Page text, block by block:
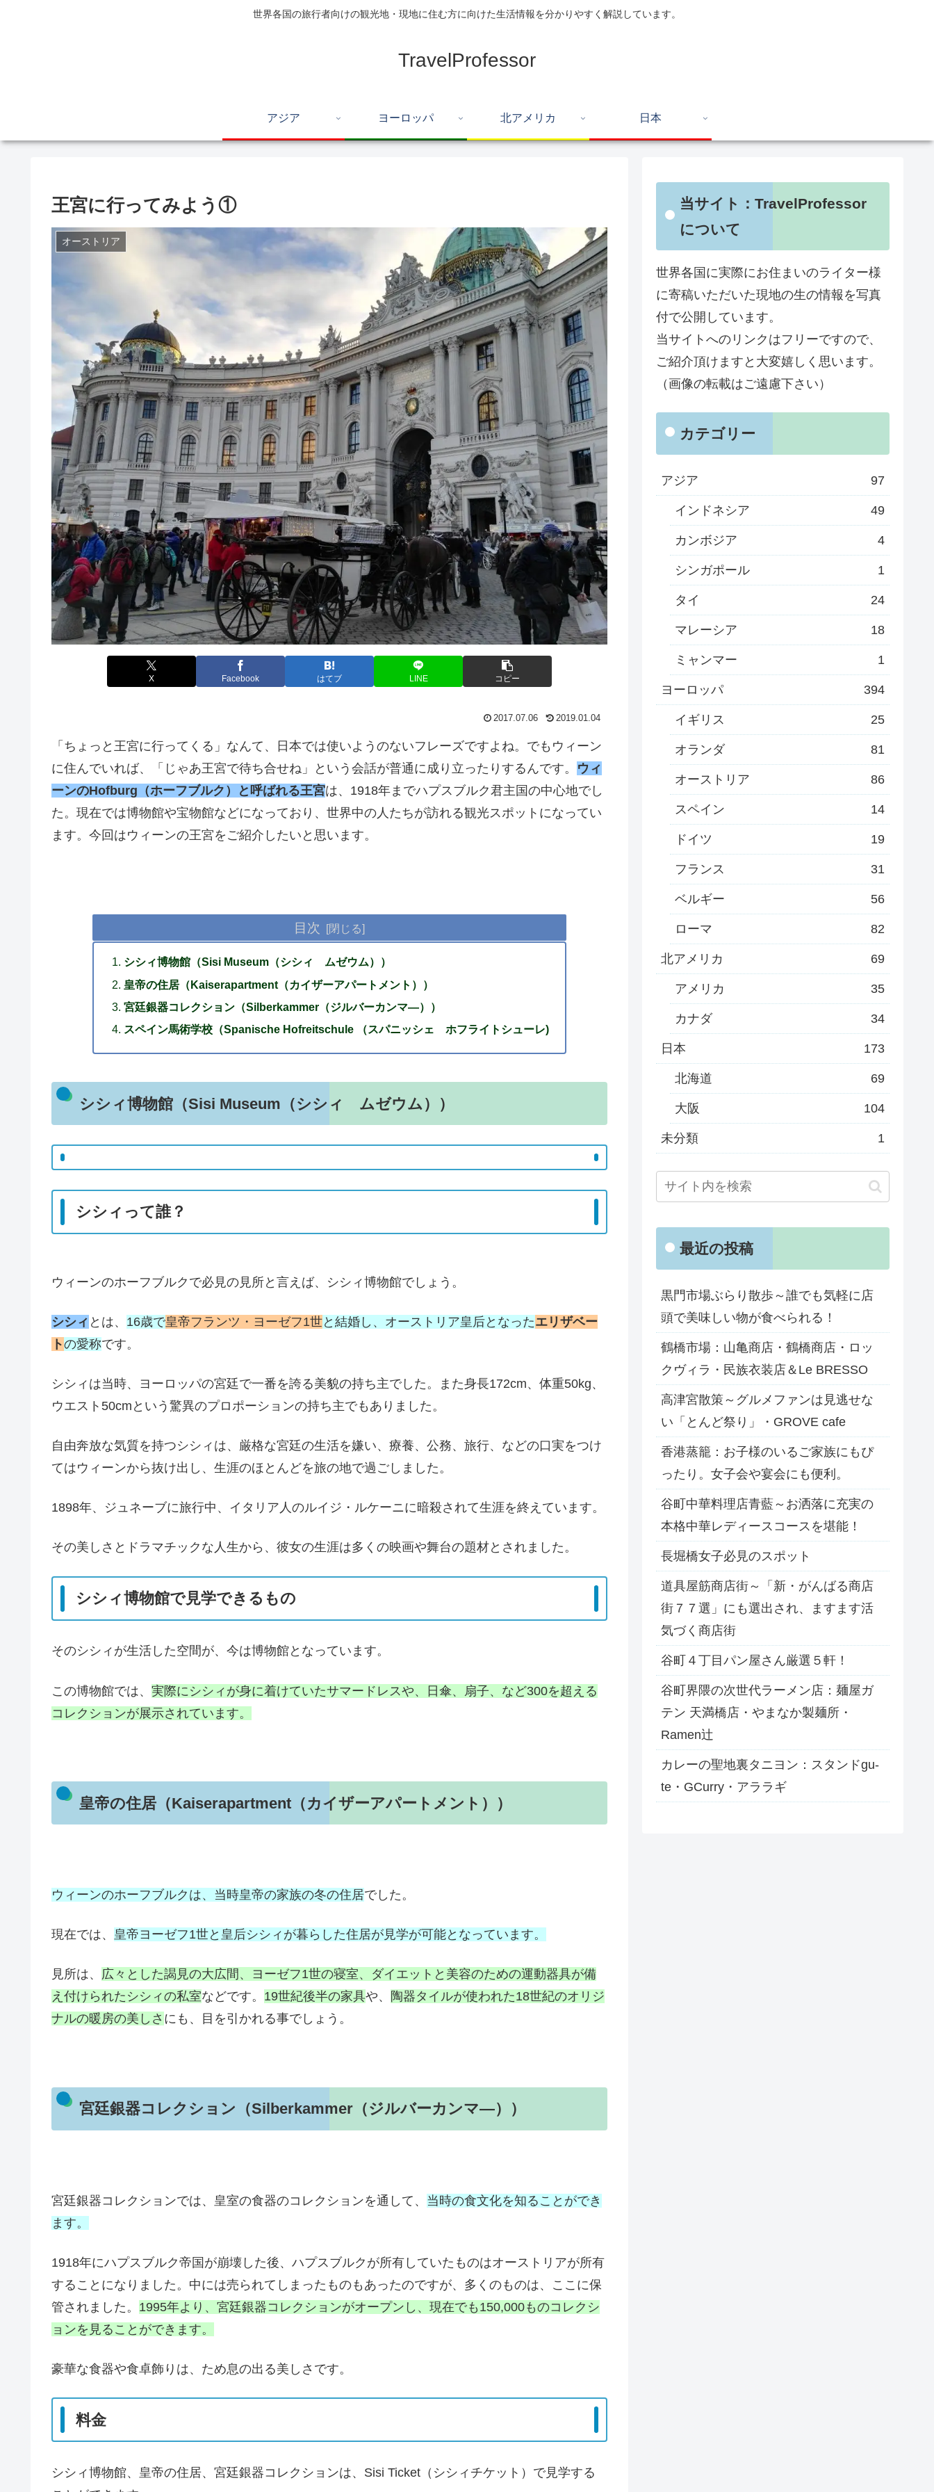
世界各国の旅行者向けの観光地・現地に住む方に向けた生活情報を分かりやすく解説しています。
TravelProfessor
アジア ヨーロッパ 北アメリカ 日本
王宮に行ってみよう①
オーストリア
X Facebook はてブ LINE コピー
2017.07.06 2019.01.04
「ちょっと王宮に行ってくる」なんて、日本では使いようのないフレーズですよね。でもウィーン
に住んでいれば、「じゃあ王宮で待ち合せね」という会話が普通に成り立ったりするんです。 ウィ
ーンのHofburg（ホーフブルク）と呼ばれる王宮は、1918年までハプスブルク君主国の中心地でし
た。現在では博物館や宝物館などになっており、世界中の人たちが訪れる観光スポットになってい
ます。今回はウィーンの王宮をご紹介したいと思います。
目次
シシィ博物館（Sisi Museum（シシィ ムゼウム））
皇帝の住居（Kaiserapartment（カイザーアパートメント））
宮廷銀器コレクション（Silberkammer（ジルバーカンマ―））
スペイン馬術学校（Spanische Hofreitschule （スパニッシェ ホフライトシューレ)
シシィ博物館（Sisi Museum（シシィ ムゼウム））
シシィって誰？
ウィーンのホーフブルクで必見の見所と言えば、シシィ博物館でしょう。
シシィ とは、 16歳で皇帝フランツ・ヨーゼフ1世と結婚し、オーストリア皇后となったエリザベー
トの愛称です。
シシィは当時、ヨーロッパの宮廷で一番を誇る美貌の持ち主でした。また身長172cm、体重50kg、
ウエスト50cmという驚異のプロポーションの持ち主でもありました。
自由奔放な気質を持つシシィは、厳格な宮廷の生活を嫌い、療養、公務、旅行、などの口実をつけ
てはウィーンから抜け出し、生涯のほとんどを旅の地で過ごしました。
1898年、ジュネーブに旅行中、イタリア人のルイジ・ルケーニに暗殺されて生涯を終えています。
その美しさとドラマチックな人生から、彼女の生涯は多くの映画や舞台の題材とされました。
シシィ博物館で見学できるもの
そのシシィが生活した空間が、今は博物館となっています。
この博物館では、 実際にシシィが身に着けていたサマードレスや、日傘、扇子、など300を超える
コレクションが展示されています。
皇帝の住居（Kaiserapartment（カイザーアパートメント））
ウィーンのホーフブルクは、当時皇帝の家族の冬の住居でした。
現在では、 皇帝ヨーゼフ1世と皇后シシィが暮らした住居が見学が可能となっています。
見所は、 広々とした謁見の大広間、ヨーゼフ1世の寝室、ダイエットと美容のための運動器具が備
え付けられたシシィの私室などです。 19世紀後半の家具や、
陶器タイルが使われた18世紀のオリジ
ナルの暖房の美しさ にも、目を引かれる事でしょう。
宮廷銀器コレクション（Silberkammer（ジルバーカンマ―））
宮廷銀器コレクションでは、皇室の食器のコレクションを通して、 当時の食文化を知ることができ
ます。
1918年にハプスブルク帝国が崩壊した後、ハプスブルクが所有していたものはオーストリアが所有
することになりました。中には売られてしまったものもあったのですが、多くのものは、ここに保
管されました。 1995年より、宮廷銀器コレクションがオープンし、現在でも150,000ものコレクシ
ョンを見ることができます。
豪華な食器や食卓飾りは、ため息の出る美しさです。
料金
シシィ博物館、皇帝の住居、宮廷銀器コレクションは、Sisi Ticket（シシィチケット）で見学する
当サイト：TravelProfessor
について
世界各国に実際にお住まいのライター様
に寄稿いただいた現地の生の情報を写真
付で公開しています。
当サイトへのリンクはフリーですので、
ご紹介頂けますと大変嬉しく思います。
（画像の転載はご遠慮下さい）
カテゴリー
アジア 97
インドネシア 49
カンボジア 4
シンガポール 1
タイ 24
マレーシア 18
ミャンマー 1
ヨーロッパ 394
イギリス 25
オランダ 81
オーストリア 86
スペイン 14
ドイツ 19
フランス 31
ベルギー 56
ローマ 82
北アメリカ 69
アメリカ 35
カナダ 34
日本 173
北海道 69
大阪 104
未分類 1
最近の投稿
黒門市場ぶらり散歩～誰でも気軽に店
頭で美味しい物が食べられる！
鶴橋市場：山亀商店・鶴橋商店・ロッ
クヴィラ・民族衣装店＆Le BRESSO
高津宮散策～グルメファンは見逃せな
い「とんど祭り」・GROVE cafe
香港蒸籠：お子様のいるご家族にもぴ
ったり。女子会や宴会にも便利。
谷町中華料理店青藍～お洒落に充実の
本格中華レディースコースを堪能！
長堀橋女子必見のスポット
道具屋筋商店街～「新・がんばる商店
街７７選」にも選出され、ますます活
気づく商店街
谷町４丁目パン屋さん厳選５軒！
谷町界隈の次世代ラーメン店：麺屋ガ
テン 天満橋店・やまなか製麺所・
Ramen辻
カレーの聖地裏タニヨン：スタンドgu-
te・GCurry・アララギ